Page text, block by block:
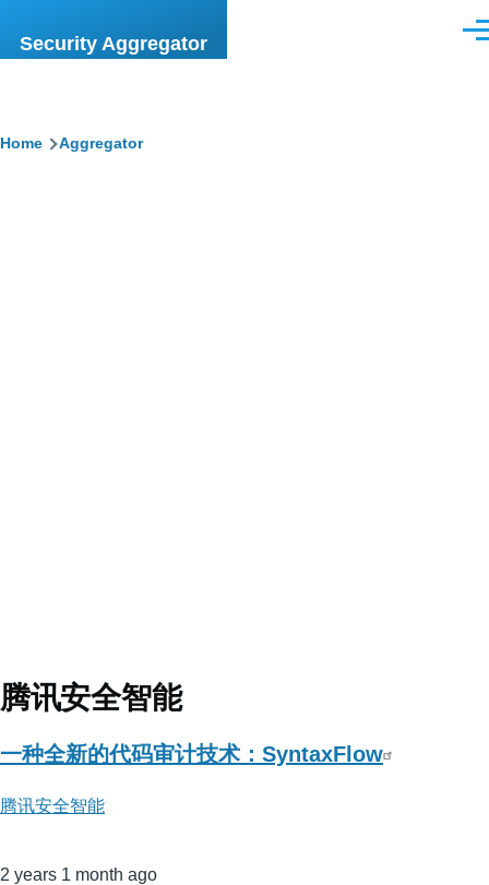
Security Aggregator
Breadcrumb
Home Aggregator
腾讯安全智能
一种全新的代码审计技术：SyntaxFlow
腾讯安全智能
2 years 1 month ago